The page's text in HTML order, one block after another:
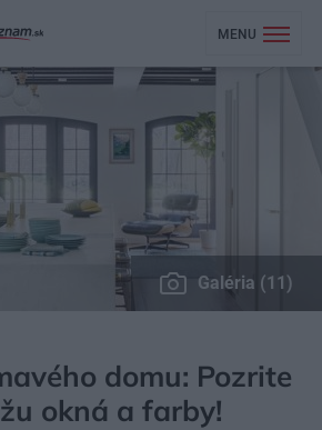
MENU
Galéria (11)
domu: Pozrite
okná a farby!